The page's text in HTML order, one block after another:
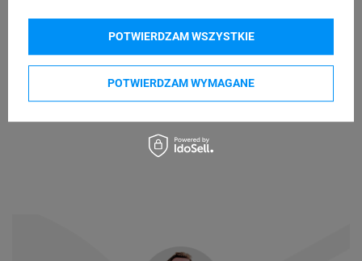
POTWIERDZAM WYMAGANE
POTWIERDZAM WSZYSTKIE